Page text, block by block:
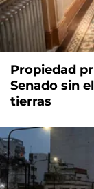
Propiedad
Senado sin
tierras